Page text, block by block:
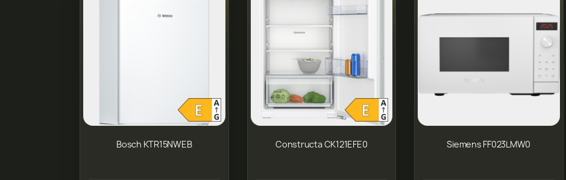
Bosch KTR15NWEB Constructa CK121EFE0 Siemens FF023LMW0